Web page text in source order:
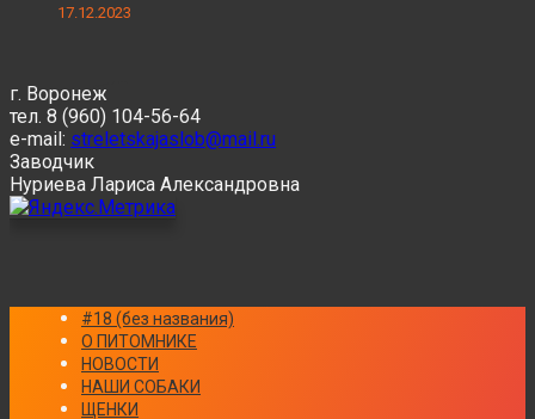
17.12.2023
г. Воронеж
тел. 8 (960) 104-56-64
e-mail: streletskajaslob@mail.ru
Заводчик
Нуриева Лариса Александровна
#18 (без названия)
О ПИТОМНИКЕ
НОВОСТИ
НАШИ СОБАКИ
ЩЕНКИ